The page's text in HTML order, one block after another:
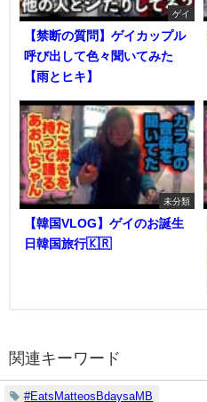
ゲイ
【禁断の質問】ゲイカップル
呼び出して色々聞いてみた
【雨とヒキ】
未分類
【韓国VLOG】ゲイのお誕生
日韓国旅行🇰🇷
関連キーワード
#EatsMatteosBdaysaMB